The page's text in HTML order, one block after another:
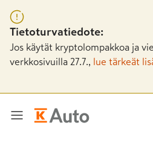
Tietoturvatiedote:
Jos käytät kryptolompakkoa ja
verkkosivuilla 27.7.,
lue tärkeät